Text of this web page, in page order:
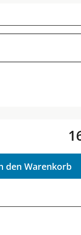
den Warenkorb